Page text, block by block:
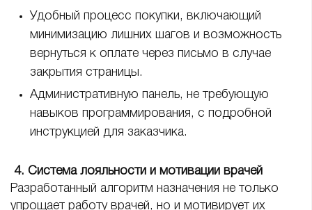
Удобный процесс покупки, включающий
минимизацию лишних шагов и возможность
вернуться к оплате через письмо в случае
закрытия страницы.
Административную панель, не требующую
навыков программирования, с подробной
инструкцией для заказчика.
4. Система лояльности и мотивации врачей
Разработанный алгоритм назначения не только
упрощает работу врачей, но и мотивирует их